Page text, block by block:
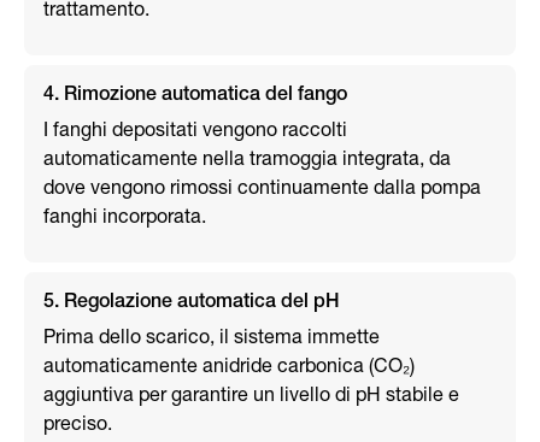
trattamento.
4. Rimozione automatica del fango
I fanghi depositati vengono raccolti
automaticamente nella tramoggia integrata, da
dove vengono rimossi continuamente dalla pompa
fanghi incorporata.
5. Regolazione automatica del pH
Prima dello scarico, il sistema immette
automaticamente anidride carbonica (CO₂)
aggiuntiva per garantire un livello di pH stabile e
preciso.